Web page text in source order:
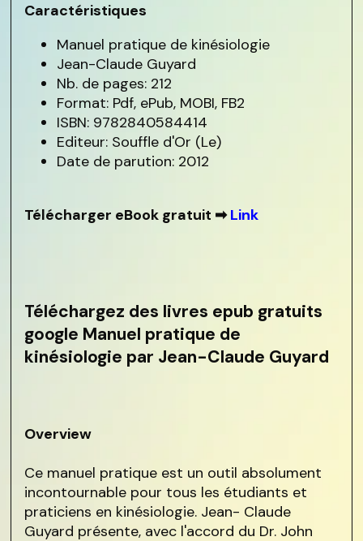
Caractéristiques
Manuel pratique de kinésiologie
Jean-Claude Guyard
Nb. de pages: 212
Format: Pdf, ePub, MOBI, FB2
ISBN: 9782840584414
Editeur: Souffle d'Or (Le)
Date de parution: 2012
Télécharger eBook gratuit ➡Link
Téléchargez des livres epub gratuits
google Manuel pratique de
kinésiologie par Jean-Claude Guyard
Overview
Ce manuel pratique est un outil absolument
incontournable pour tous les étudiants et
praticiens en kinésiologie. Jean- Claude
Guyard présente, avec l'accord du Dr. John